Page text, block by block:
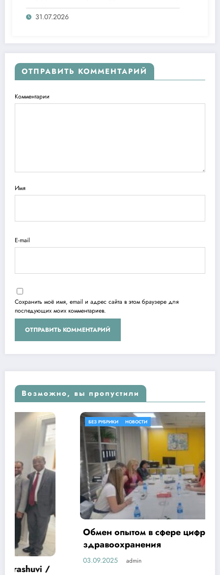
агентлигидаги жамоат эшитувида
ташаббусларини тақдим этди
31.07.2026
ОТПРАВИТЬ КОММЕНТАРИЙ
Комментарии
Имя
E-mail
Сохранить моё имя, email и адрес сайта в этом браузере для
последующих моих комментариев.
Возможно, вы пропустили
БЕЗ РУБРИКИ НОВОСТИ
Обмен опытом в сфере цифровизации
здравоохранения
admin